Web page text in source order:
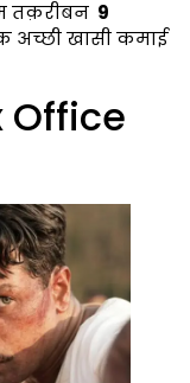
तक़रीबन ₹ 9
अच्छी खासी कमाई
Office